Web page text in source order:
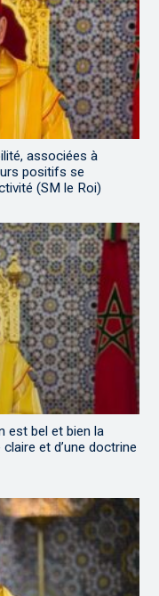
associées à
positifs se
(SM le Roi)
est bel et bien la
et d’une doctrine